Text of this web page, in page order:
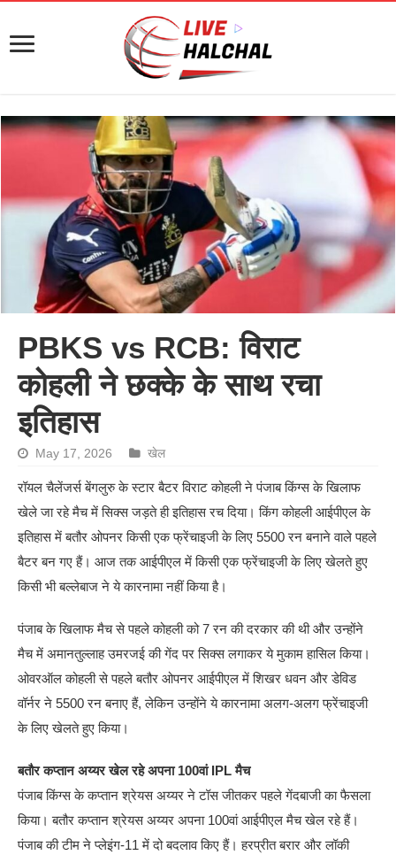
PBKS vs RCB: विराट
कोहली ने छक्के के साथ रचा
इतिहास
May 17, 2026 खेल
रॉयल चैलेंजर्स बेंगलुरु के स्टार बैटर विराट कोहली ने पंजाब किंग्स के खिलाफ
खेले जा रहे मैच में सिक्स जड़ते ही इतिहास रच दिया। किंग कोहली आईपीएल के
इतिहास में बतौर ओपनर किसी एक फ्रेंचाइजी के लिए 5500 रन बनाने वाले पहले
बैटर बन गए हैं। आज तक आईपीएल में किसी एक फ्रेंचाइजी के लिए खेलते हुए
किसी भी बल्लेबाज ने ये कारनामा नहीं किया है।
पंजाब के खिलाफ मैच से पहले कोहली को 7 रन की दरकार की थी और उन्होंने
मैच में अमानतुल्लाह उमरजई की गेंद पर सिक्स लगाकर ये मुकाम हासिल किया।
ओवरऑल कोहली से पहले बतौर ओपनर आईपीएल में शिखर धवन और डेविड
वॉर्नर ने 5500 रन बनाए हैं, लेकिन उन्होंने ये कारनामा अलग-अलग फ्रेंचाइजी
के लिए खेलते हुए किया।
बतौर कप्तान अय्यर खेल रहे अपना 100वां IPL मैच
पंजाब किंग्स के कप्तान श्रेयस अय्यर ने टॉस जीतकर पहले गेंदबाजी का फैसला
किया। बतौर कप्तान श्रेयस अय्यर अपना 100वां आईपीएल मैच खेल रहे हैं।
पंजाब की टीम ने प्लेइंग-11 में दो बदलाव किए हैं। हरप्रीत बरार और लॉकी